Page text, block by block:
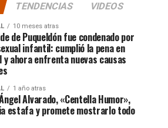
desde que compartió lo
todos por el
TENDENCIAS VIDEOS
10 meses atras
de Puqueldón fue condenado por
infantil: cumplió la pena en
y ahora enfrenta nuevas causas
1 año atras
Alvarado, «Centella Humor»,
estafa y promete mostrarlo todo